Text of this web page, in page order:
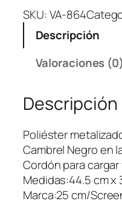
o
r
g
M
e
t
a
l
l
SKU:VA-864
Descripción
Valoraciones (0)
Descripción
Poliéster
Cambrel Negro en
Cordón para cargar
Medidas:44.5 cm x
Marca:25 cm/